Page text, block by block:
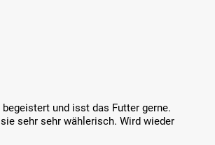
de 4 de 5 estrelas
und isst das Futter gerne.
sehr sehr wählerisch. Wird wieder